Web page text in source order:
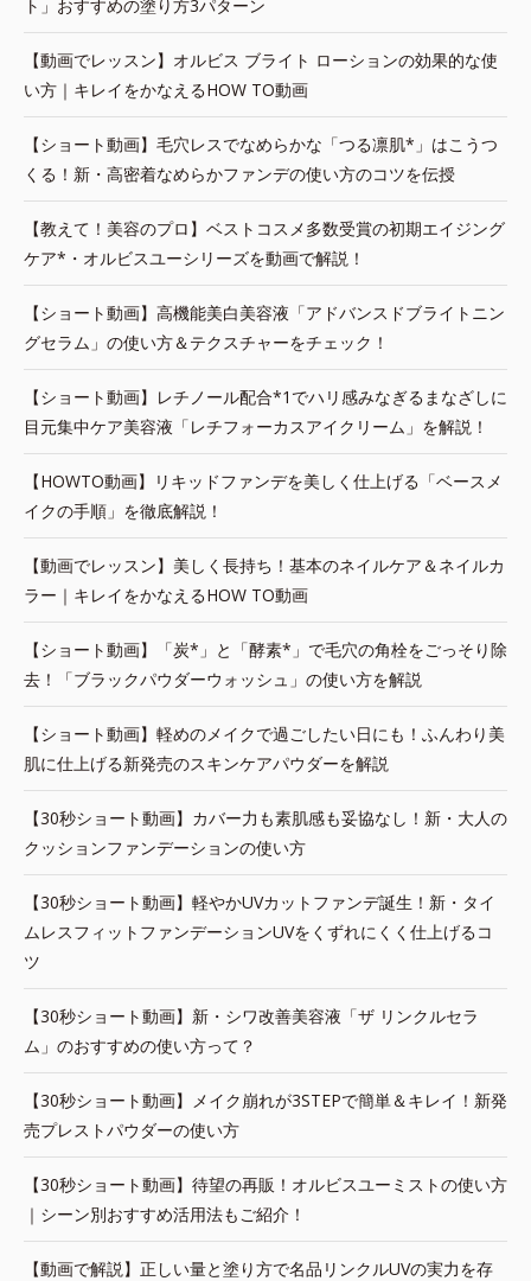
ト」おすすめの塗り方3パターン
【動画でレッスン】オルビス ブライト ローションの効果的な使
い方｜キレイをかなえるHOW TO動画
【ショート動画】毛穴レスでなめらかな「つる凛肌*」はこうつ
くる！新・高密着なめらかファンデの使い方のコツを伝授
【教えて！美容のプロ】ベストコスメ多数受賞の初期エイジング
ケア*・オルビスユーシリーズを動画で解説！
【ショート動画】高機能美白美容液「アドバンスドブライトニン
グセラム」の使い方＆テクスチャーをチェック！
【ショート動画】レチノール配合*1でハリ感みなぎるまなざしに
目元集中ケア美容液「レチフォーカスアイクリーム」を解説！
【HOWTO動画】リキッドファンデを美しく仕上げる「ベースメ
イクの手順」を徹底解説！
【動画でレッスン】美しく長持ち！基本のネイルケア＆ネイルカ
ラー｜キレイをかなえるHOW TO動画
【ショート動画】「炭*」と「酵素*」で毛穴の角栓をごっそり除
去！「ブラックパウダーウォッシュ」の使い方を解説
【ショート動画】軽めのメイクで過ごしたい日にも！ふんわり美
肌に仕上げる新発売のスキンケアパウダーを解説
【30秒ショート動画】カバー力も素肌感も妥協なし！新・大人の
クッションファンデーションの使い方
【30秒ショート動画】軽やかUVカットファンデ誕生！新・タイ
ムレスフィットファンデーションUVをくずれにくく仕上げるコ
ツ
【30秒ショート動画】新・シワ改善美容液「ザ リンクルセラ
ム」のおすすめの使い方って？
【30秒ショート動画】メイク崩れが3STEPで簡単＆キレイ！新発
売プレストパウダーの使い方
【30秒ショート動画】待望の再販！オルビスユーミストの使い方
｜シーン別おすすめ活用法もご紹介！
【動画で解説】正しい量と塗り方で名品リンクルUVの実力を存